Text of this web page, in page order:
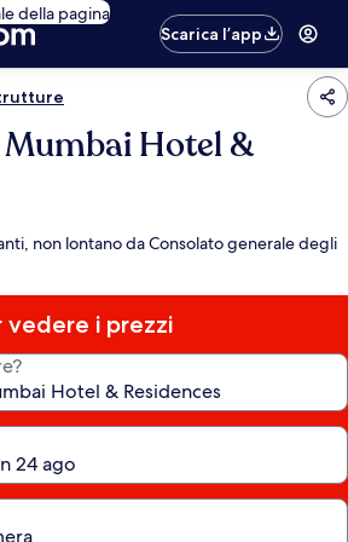
della pagina
Scarica l’app
Hotel &
non lontano da Consolato generale degli
i prezzi